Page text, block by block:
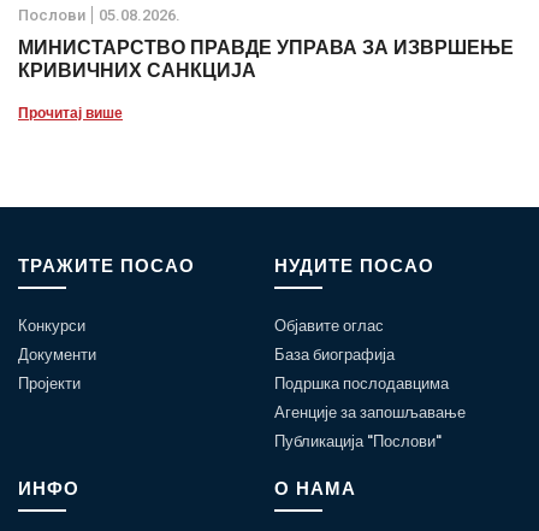
Послови 05.08.2026.
МИНИСТАРСТВО ПРАВДЕ УПРАВА ЗА ИЗВРШЕЊЕ
КРИВИЧНИХ САНКЦИЈА
Прочитај више
ТРАЖИТЕ ПОСАО
Конкурси
Документи
Пројекти
НУДИТЕ ПОСАО
Објавите оглас
База биографија
Подршка послодавцима
Агенције за запошљавање
Публикација "Послови"
ИНФО О НАМА